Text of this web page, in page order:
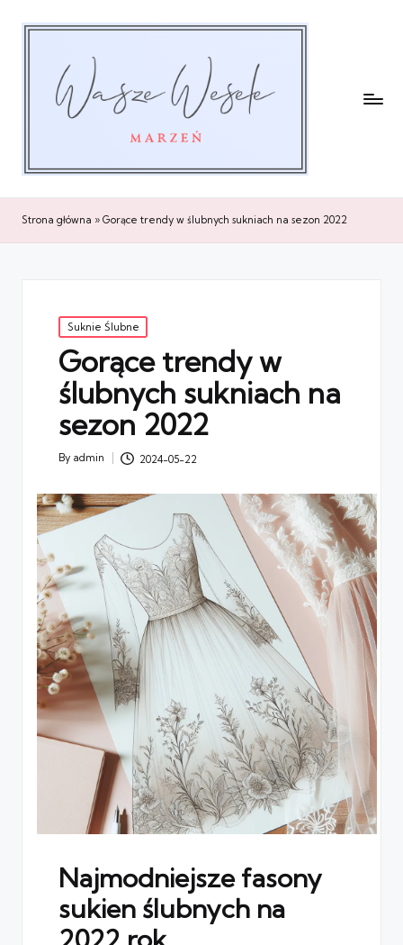
Strona główna » Gorące trendy w ślubnych sukniach na sezon 2022
Posted
in
Suknie Ślubne
Gorące trendy w
ślubnych sukniach na
sezon 2022
Posted
By admin 2024-05-22
Najmodniejsze fasony
sukien ślubnych na